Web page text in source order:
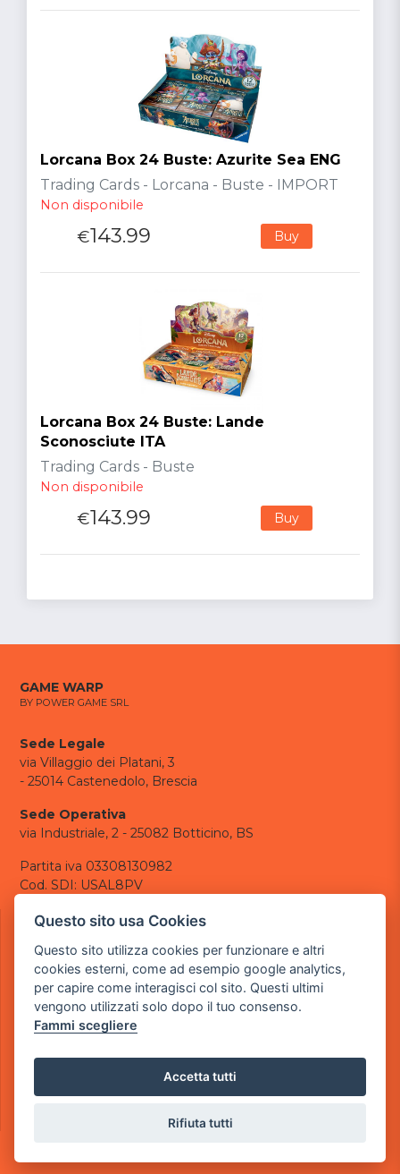
Lorcana Box 24 Buste: Azurite Sea ENG
Trading Cards - Lorcana - Buste - IMPORT
Non disponibile
€143.99 Buy
Lorcana Box 24 Buste: Lande
Sconosciute ITA
Trading Cards - Buste
Non disponibile
€143.99 Buy
GAME WARP
BY POWER GAME SRL
Sede Legale
via Villaggio dei Platani, 3
- 25014 Castenedolo, Brescia
Sede Operativa
via Industriale, 2 - 25082 Botticino, BS
Partita iva 03308130982
Cod. SDI: USAL8PV
CONTATTI
tel.: +39 030 376 2377
tel.: +39 030 336 6259
pec:powergamesrl@legalmail.it
LINK UTILI
Informazioni generali
Questo sito usa Cookies
Questo sito utilizza cookies per funzionare e altri
cookies esterni, come ad esempio google analytics,
per capire come interagisci col sito. Questi ultimi
vengono utilizzati solo dopo il tuo consenso.
Fammi scegliere
Accetta tutti
Rifiuta tutti